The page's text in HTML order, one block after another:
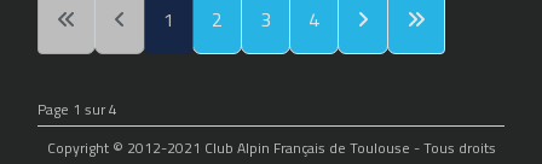
1 2 3 4
Page 1 sur 4
Copyright © 2012-2021 Club Alpin Français de Toulouse - Tous droits